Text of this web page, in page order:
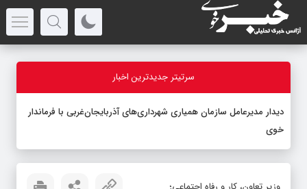
سرتیتر جدیدترین اخبار
دیدار مدیرعامل سازمان همیاری شهرداری‌های آذربایجان‌غربی با فرماندار
خوی